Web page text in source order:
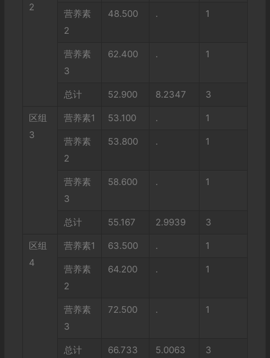
2
营养素
2
48.500 . 1
营养素
3
62.400 . 1
总计 52.900 8.2347 3
区组
3
营养素1 53.100 . 1
营养素
2
53.800 . 1
营养素
3
58.600 . 1
总计 55.167 2.9939 3
区组
4
营养素1 63.500 . 1
营养素
2
64.200 . 1
营养素
3
72.500 . 1
总计 66.733 5.0063 3